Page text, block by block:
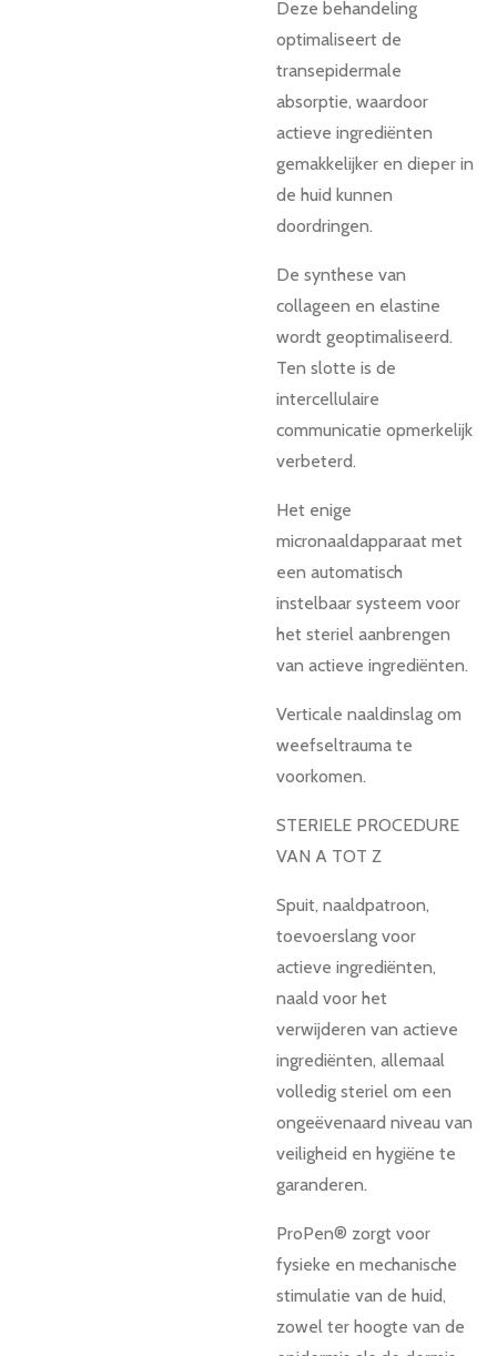
Deze behandeling
optimaliseert de
transepidermale
absorptie, waardoor
actieve ingrediënten
gemakkelijker en dieper in
de huid kunnen
doordringen.
De synthese van
collageen en elastine
wordt geoptimaliseerd.
Ten slotte is de
intercellulaire
communicatie opmerkelijk
verbeterd.
Het enige
micronaaldapparaat met
een automatisch
instelbaar systeem voor
het steriel aanbrengen
van actieve ingrediënten.
Verticale naaldinslag om
weefseltrauma te
voorkomen.
STERIELE PROCEDURE
VAN A TOT Z
Spuit, naaldpatroon,
toevoerslang voor
actieve ingrediënten,
naald voor het
verwijderen van actieve
ingrediënten, allemaal
volledig steriel om een ​​
ongeëvenaard niveau van
veiligheid en hygiëne te
garanderen.
ProPen® zorgt voor
fysieke en mechanische
stimulatie van de huid,
zowel ter hoogte van de